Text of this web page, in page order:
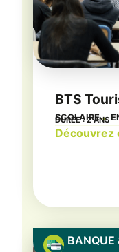
BTS
SCOLAIRE ●
DURÉE : 2 ANS
Découvrez
BANQUE